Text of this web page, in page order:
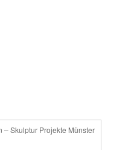
– Skulptur Projekte Münster